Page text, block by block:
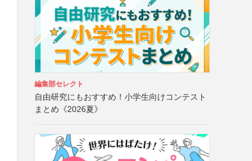
編集部セレクト
自由研究にもおすすめ！小学生向けコンテスト
まとめ《2026夏》